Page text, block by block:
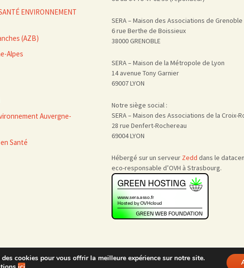
ENVIRONNEMENT
(AZB)
Alpes
Auvergne-
Santé
SERA – Maison des Associations de Grenoble
6 rue Berthe de Boissieux
38000 GRENOBLE
SERA – Maison de la Métropole de Lyon
14 avenue Tony Garnier
69007 LYON
Notre siège social :
SERA – Maison des Associations de la Croix-
28 rue Denfert-Rochereau
69004 LYON
Hébergé sur un serveur Zedd dans le
eco-responsable d’OVH à Strasbourg.
cookies pour vous offrir la meilleure expérience sur notre site.